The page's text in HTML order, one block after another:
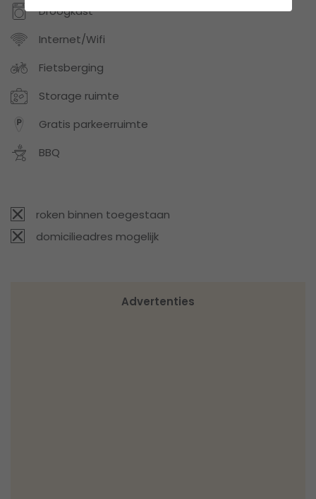
Droogkast
Internet/Wifi
Fietsberging
Storage ruimte
Gratis parkeerruimte
BBQ
roken binnen toegestaan
domicilieadres mogelijk
Advertenties